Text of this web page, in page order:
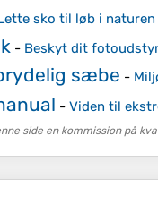
sko til løb i naturen
- Beskyt dit
sæbe -
- Viden til
side en kommission på